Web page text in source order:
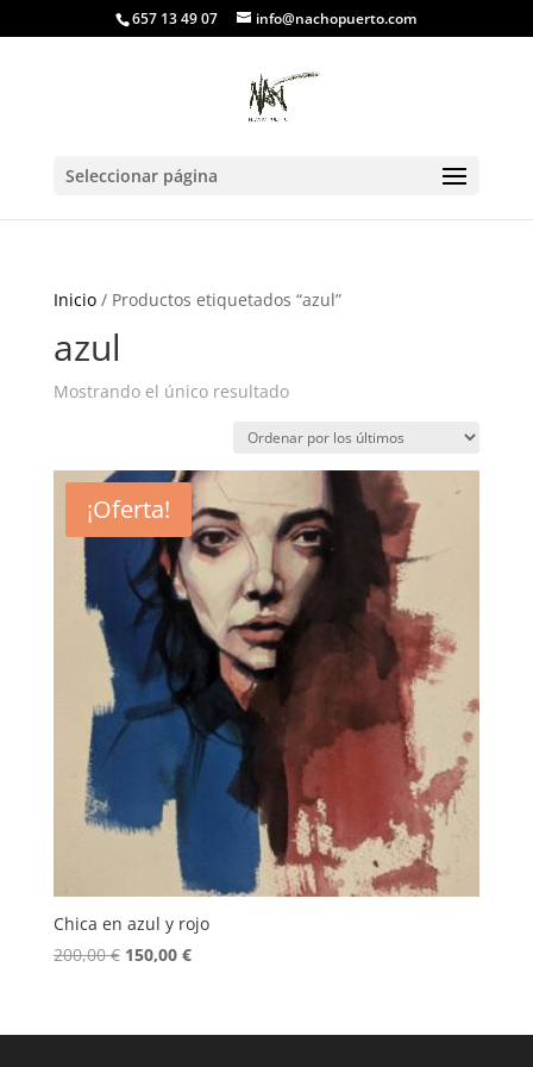
657 13 49 07 info@nachopuerto.com
Seleccionar página
Inicio/ Productos etiquetados “azul”
azul
Mostrando el único resultado
¡Oferta!
Chica en azul y rojo
200,00€ El
era:
150,00 €El
es: